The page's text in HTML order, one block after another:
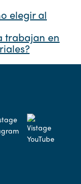
elegir al
trabajan en